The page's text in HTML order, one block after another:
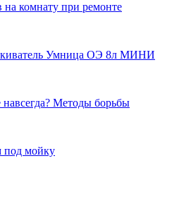
на комнату при ремонте
Умница ОЭ 8л МИНИ
Методы борьбы
под мойку